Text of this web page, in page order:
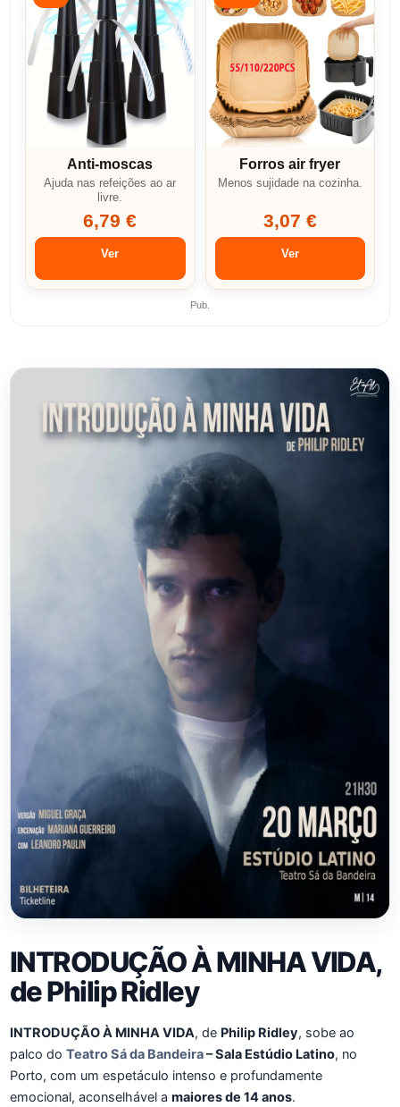
Anti-moscas
Ajuda nas refeições ao ar
livre.
6,79 €
Ver
Forros air fryer
Menos sujidade na cozinha.
3,07 €
Ver
Pub.
INTRODUÇÃO À MINHA VIDA,
de Philip Ridley
INTRODUÇÃO À MINHA VIDA, de Philip Ridley, sobe ao
palco do Teatro Sá da Bandeira– Sala Estúdio Latino, no
Porto, com um espetáculo intenso e profundamente
emocional, aconselhável a maiores de 14 anos.